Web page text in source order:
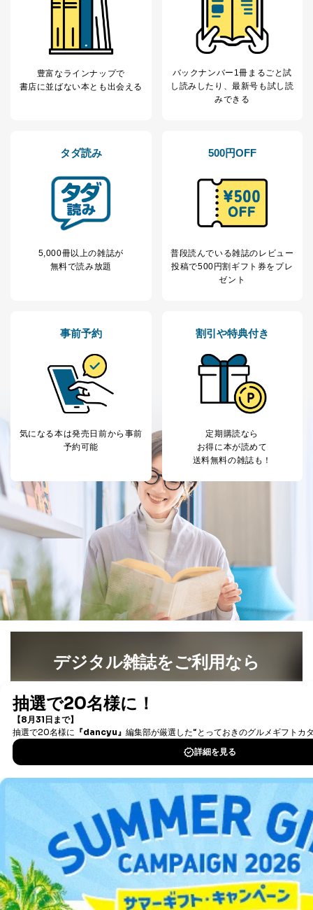
豊富なラインナップで
書店に並ばない本とも出会える
バックナンバー1冊まるごと試
し読み したり、最新号も試し読
みできる
タダ読み
5,000冊以上の雑誌が
無料で読み放題
500円OFF
普段読んでいる雑誌のレビュー
投稿で500円割ギフト券をプレ
ゼント
事前予約
気になる本は発売日前から事前
予約可能
割引や特典付き
定期購読なら
お得に本が読めて
送料無料の雑誌も！
デジタル雑誌をご利用なら
書籍）が無料で読み放題！
DOWNLOAD FOR IOS
DOWNLOAD FOR ANDROID
ご利用方法はこちら
総合案内